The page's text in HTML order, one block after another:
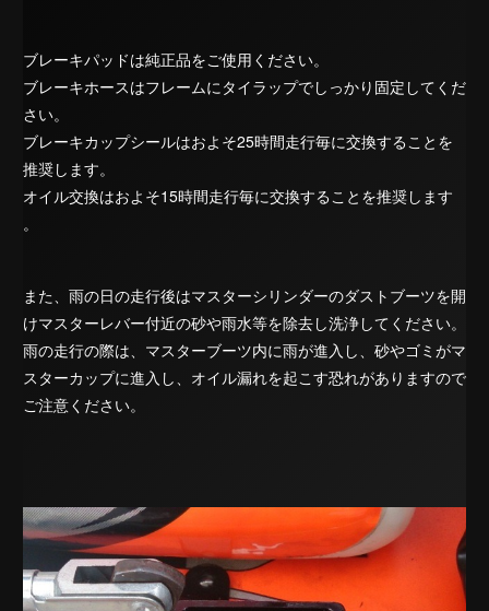
ブレーキパッドは純正品をご使用ください。
ブレーキホースはフレームにタイラップでしっかり固定してくだ
さい。
ブレーキカップシールはおよそ25時間走行毎に交換することを
推奨します。
オイル交換はおよそ15時間走行毎に交換することを推奨します
。
また、雨の日の走行後はマスターシリンダーのダストブーツを開
けマスターレバー付近の砂や雨水等を除去し洗浄してください。
雨の走行の際は、マスターブーツ内に雨が進入し、砂やゴミがマ
スターカップに進入し、オイル漏れを起こす恐れがありますので
ご注意ください。